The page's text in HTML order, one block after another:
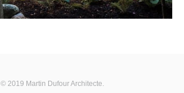
© 2019 Martin Dufour Architecte.